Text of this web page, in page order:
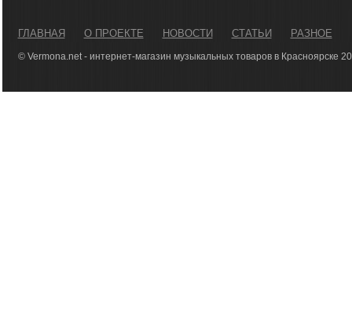
ГЛАВНАЯ О ПРОЕКТЕ НОВОСТИ СТАТЬИ РАЗНОЕ
© Vermona.net - интернет-магазин музыкальных товаров в Красноярске